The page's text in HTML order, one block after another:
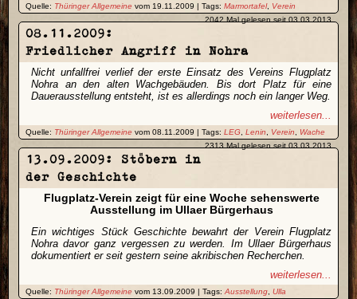
Quelle: Thüringer Allgemeine vom 19.11.2009 | Tags: Marmortafel, Verein
2042 Mal gelesen seit 03.03.2013
08.11.2009:
Friedlicher Angriff in Nohra
Nicht unfallfrei verlief der erste Einsatz des Vereins Flugplatz
Nohra an den alten Wachgebäuden. Bis dort Platz für eine
Dauerausstellung entsteht, ist es allerdings noch ein langer Weg.
weiterlesen...
Quelle: Thüringer Allgemeine vom 08.11.2009 | Tags: LEG Lenin Verein
Wache
2313 Mal gelesen seit 03.03.2013
13.09.2009: Stöbern in
der Geschichte
Flugplatz-Verein zeigt für eine Woche sehenswerte
Ausstellung im Ullaer Bürgerhaus
Ein wichtiges Stück Geschichte bewahrt der Verein Flugplatz
Nohra davor ganz vergessen zu werden. Im Ullaer Bürgerhaus
dokumentiert er seit gestern seine akribischen Recherchen.
weiterlesen...
Quelle: Thüringer Allgemeine vom 13.09.2009 | Tags: Ausstellung Ulla